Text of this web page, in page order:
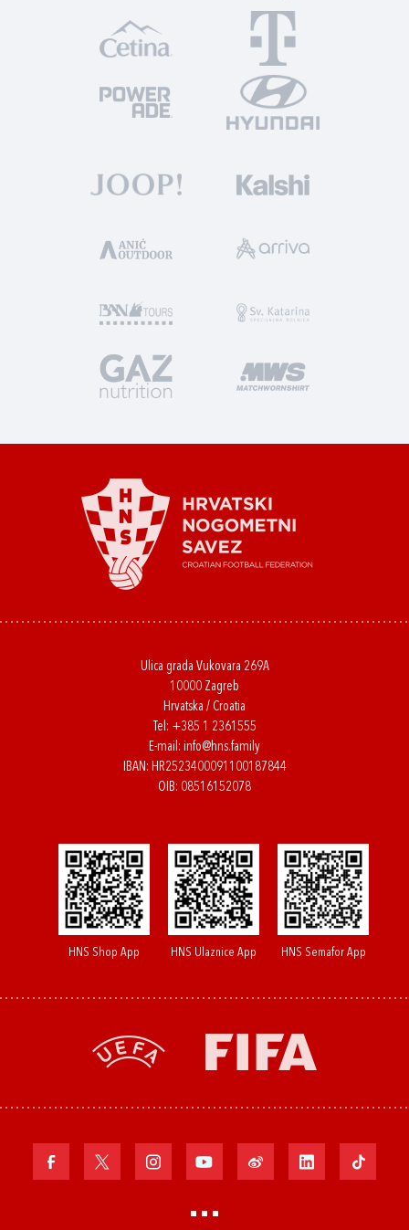
Ulica grada Vukovara 269A
10000 Zagreb
Hrvatska / Croatia
Tel: +385 1 2361555
E-mail: info@hns.family
IBAN: HR2523400091100187844
OIB: 08516152078
HNS Shop App HNS Ulaznice App HNS Semafor App